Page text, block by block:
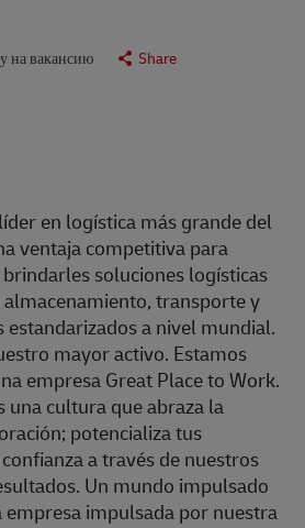
на вакансию Share
en logística más grande del
ventaja competitiva para
soluciones logísticas
almacenamiento, transporte y
estandarizados a nivel mundial.
mayor activo. Estamos
empresa Great Place to Work.
una cultura que abraza la
potencializa tus
a través de nuestros
Un mundo impulsado
empresa impulsada por nuestra